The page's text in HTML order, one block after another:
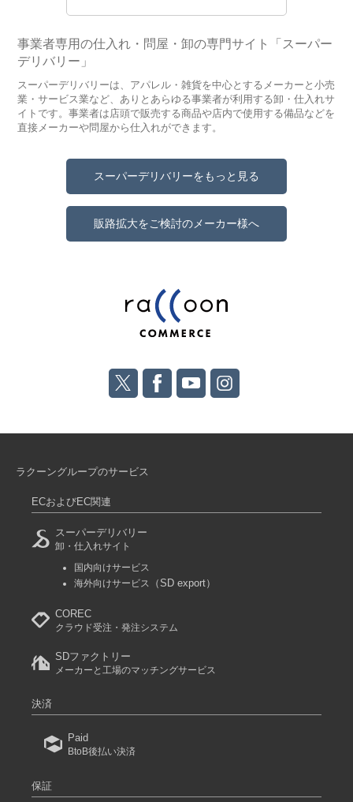
事業者専用の仕入れ・問屋・卸の専門サイト「スーパー
デリバリー」
スーパーデリバリーは、アパレル・雑貨を中心とするメーカーと小売
業・サービス業など、ありとあらゆる事業者が利用する卸・仕入れサ
イトです。事業者は店頭で販売する商品や店内で使用する備品などを
直接メーカーや問屋から仕入れができます。
スーパーデリバリーをもっと見る
販路拡大をご検討のメーカー様へ
ラクーングループのサービス
ECおよびEC関連
スーパーデリバリー
卸・仕入れサイト
国内向けサービス
海外向けサービス
（SD export）
COREC
クラウド受注・発注システム
SDファクトリー
メーカーと工場のマッチングサービス
決済
Paid
BtoB後払い決済
保証